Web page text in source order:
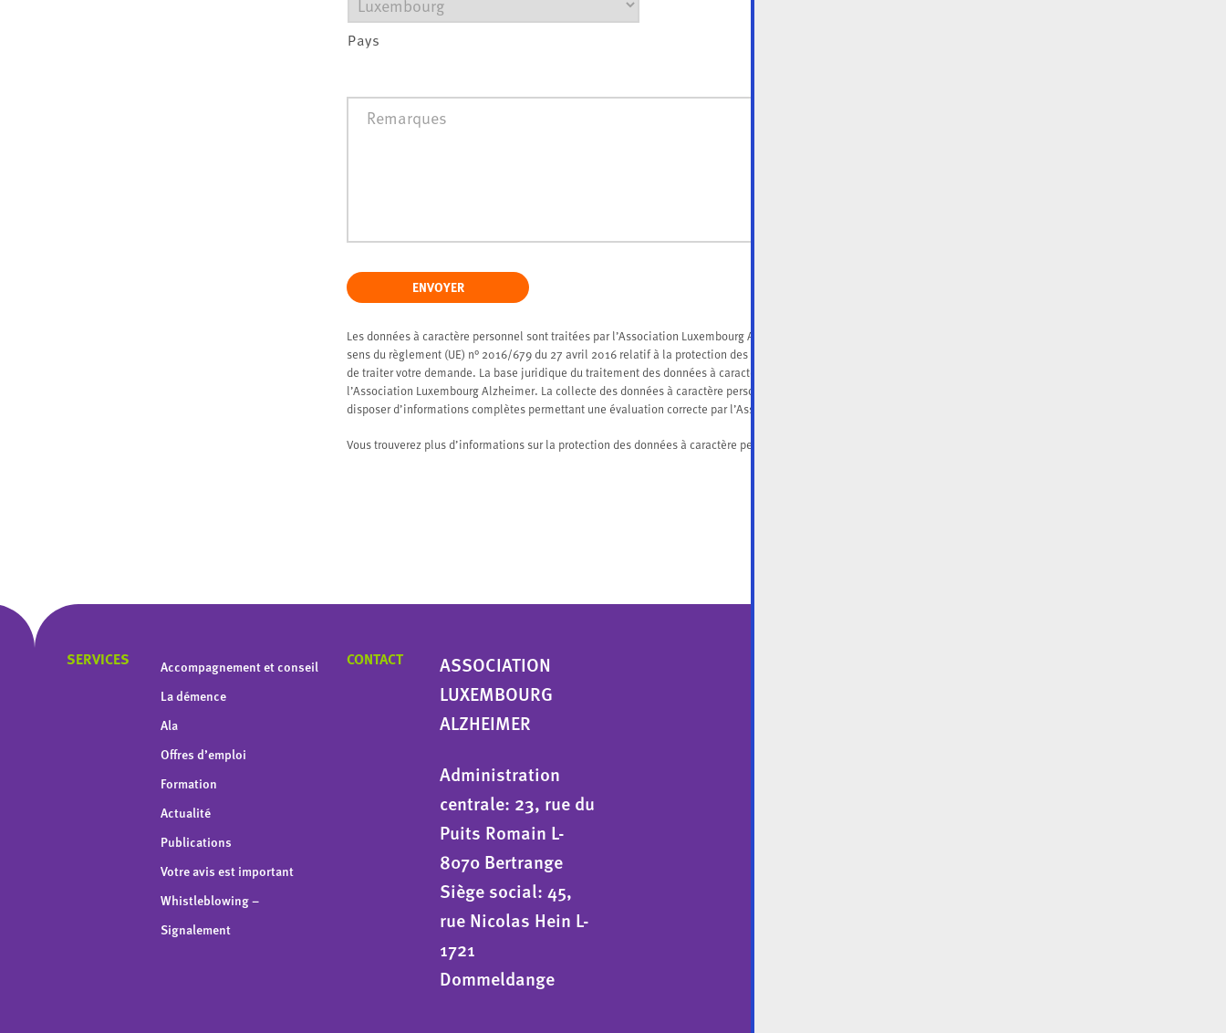
Pays
Remarques
ENVOYER
Les données à caractère personnel sont traitées par l’Association Luxembourg Alzheimer, responsable du traitement au
sens du règlement (UE) n° 2016/679 du 27 avril 2016 relatif à la protection des données à caractère personnel dans le but
de traiter votre demande. La base juridique du traitement des données à caractère personnel est l’intérêt légitime de
l’Association Luxembourg Alzheimer. La collecte des données à caractère personnel demandées est nécessaire afin de
disposer d’informations complètes permettant une évaluation correcte par l’Association Luxembourg Alzheimer.
Vous trouverez plus d’informations sur la protection des données à caractère personnel
SERVICES
Accompagnement et conseil
La démence
Ala
Offres d’emploi
Formation
Actualité
Publications
Votre avis est important
Whistleblowing –
Signalement
CONTACT
ASSOCIATION
LUXEMBOURG
ALZHEIMER
Administration
centrale: 23, rue du
Puits Romain L-
8070 Bertrange
Siège social: 45,
rue Nicolas Hein L-
1721
Dommeldange